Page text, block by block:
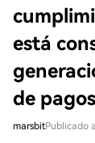
está
de pagos
marsbitPublicado